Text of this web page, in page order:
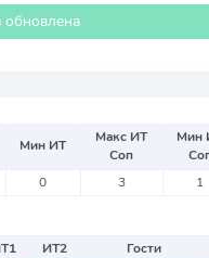
обновлена
Мин ИТ
Макс ИТ
Соп
Мин
0 3 1
1 ИТ2 Гости